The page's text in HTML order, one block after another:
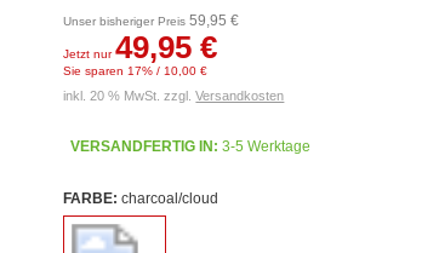
Unser bisheriger Preis59,95 €
Jetzt nur49,95 €
Sie sparen 17% / 10,00 €
inkl. 20 % MwSt. zzgl.Versandkosten
VERSANDFERTIG IN: 3-5 Werktage
FARBE: charcoal/cloud